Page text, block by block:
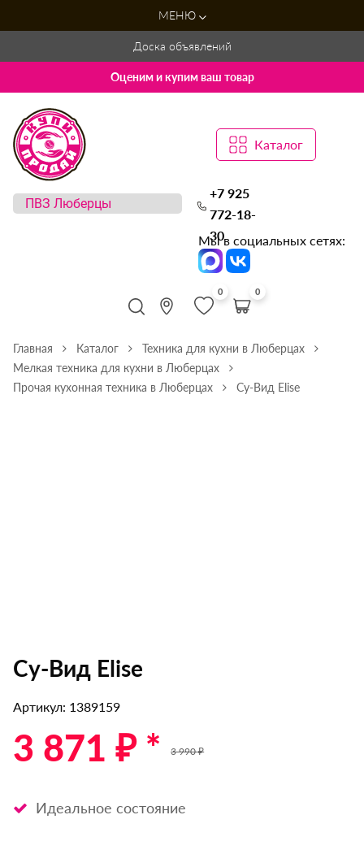
МЕНЮ
Доска объявлений
Оценим и купим ваш товар
Каталог
+7 925
772-18-
30
Мы в социальных сетях:
0 0
Главная Каталог
Техника для кухни в Люберцах
Мелкая техника для кухни в Люберцах
Прочая кухонная техника в Люберцах
Су-Вид Elise
Су-Вид Elise
Артикул: 1389159
3 871 ₽ * 3 990 ₽
Идеальное состояние